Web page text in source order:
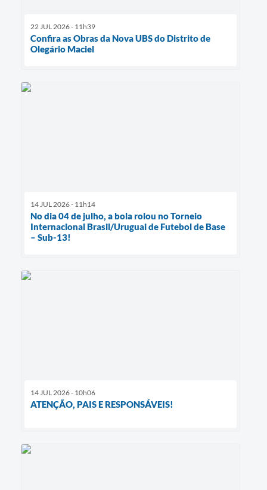
22 JUL 2026 - 11h39
Confira as Obras da Nova UBS do Distrito de
Olegário Maciel
14 JUL 2026 - 11h14
No dia 04 de julho, a bola rolou no Torneio
Internacional Brasil/Uruguai de Futebol de Base
– Sub-13!
14 JUL 2026 - 10h06
ATENÇÃO, PAIS E RESPONSÁVEIS!